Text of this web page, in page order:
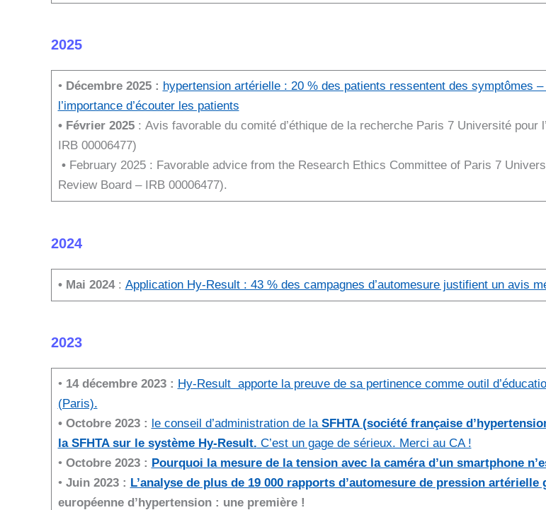
2025
• Décembre 2025 : hypertension artérielle : 20 % des patients ressentent des symptômes
l’importance d’écouter les patients
• Février 2025 : Avis favorable du comité d’éthique de la recherche Paris 7 Université
IRB 00006477)
• February 2025 : Favorable advice from the Research Ethics Committee of Paris 7
Review Board – IRB 00006477).
2024
• Mai 2024 : Application Hy-Result : 43 % des campagnes d’automesure justifient un avis
2023
• 14 décembre 2023 : Hy-Result apporte la preuve de sa pertinence comme outil
(Paris).
• Octobre 2023 : le conseil d’administration de la SFHTA (société française
la SFHTA sur le système Hy-Result. C’est un gage de sérieux. Merci au CA !
• Octobre 2023 : Pourquoi la mesure de la tension avec la caméra d’un smartphone
• Juin 2023 : L’analyse de plus de 19 000 rapports d’automesure de pression artérielle
européenne d’hypertension : une première !